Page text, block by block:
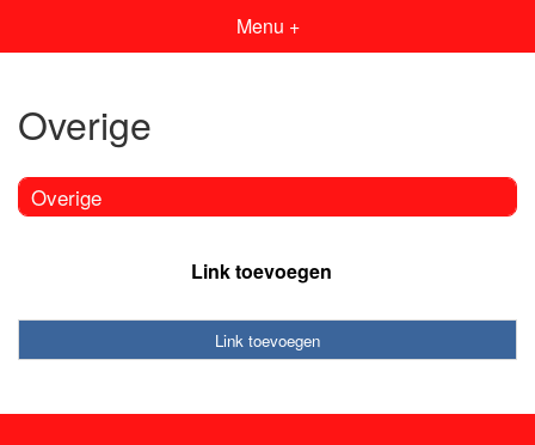
Menu +
Overige
Overige
Link toevoegen
Link toevoegen